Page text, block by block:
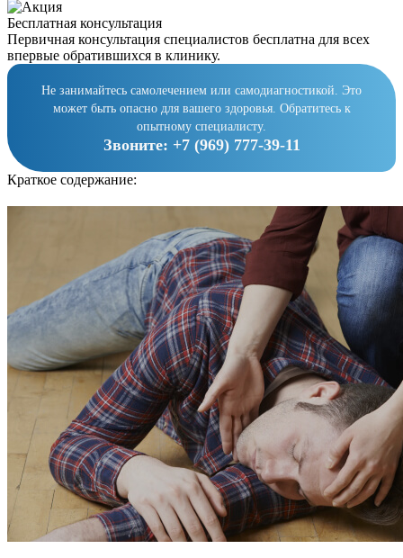
Бесплатная консультация
Первичная консультация специалистов бесплатна для всех
впервые обратившихся в клинику.
Не занимайтесь самолечением или самодиагностикой. Это
может быть опасно для вашего здоровья. Обратитесь к
опытному специалисту.
Звоните: +7 (969) 777-39-11
Краткое содержание: